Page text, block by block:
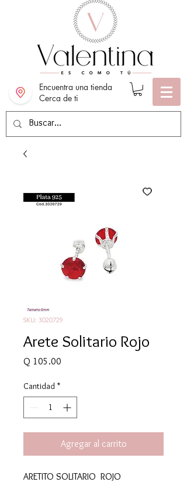
Encuentra una tienda
Cerca de ti
SKU: 3020729
Arete Solitario Rojo
Q 105.00
Cantidad *
Agregar al carrito
ARETITO SOLITARIO ROJO